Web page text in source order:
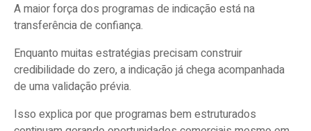
A maior força dos programas de indicação está na
transferência de confiança.
Enquanto muitas estratégias precisam construir
credibilidade do zero, a indicação já chega acompanhada
de uma validação prévia.
Isso explica por que programas bem estruturados